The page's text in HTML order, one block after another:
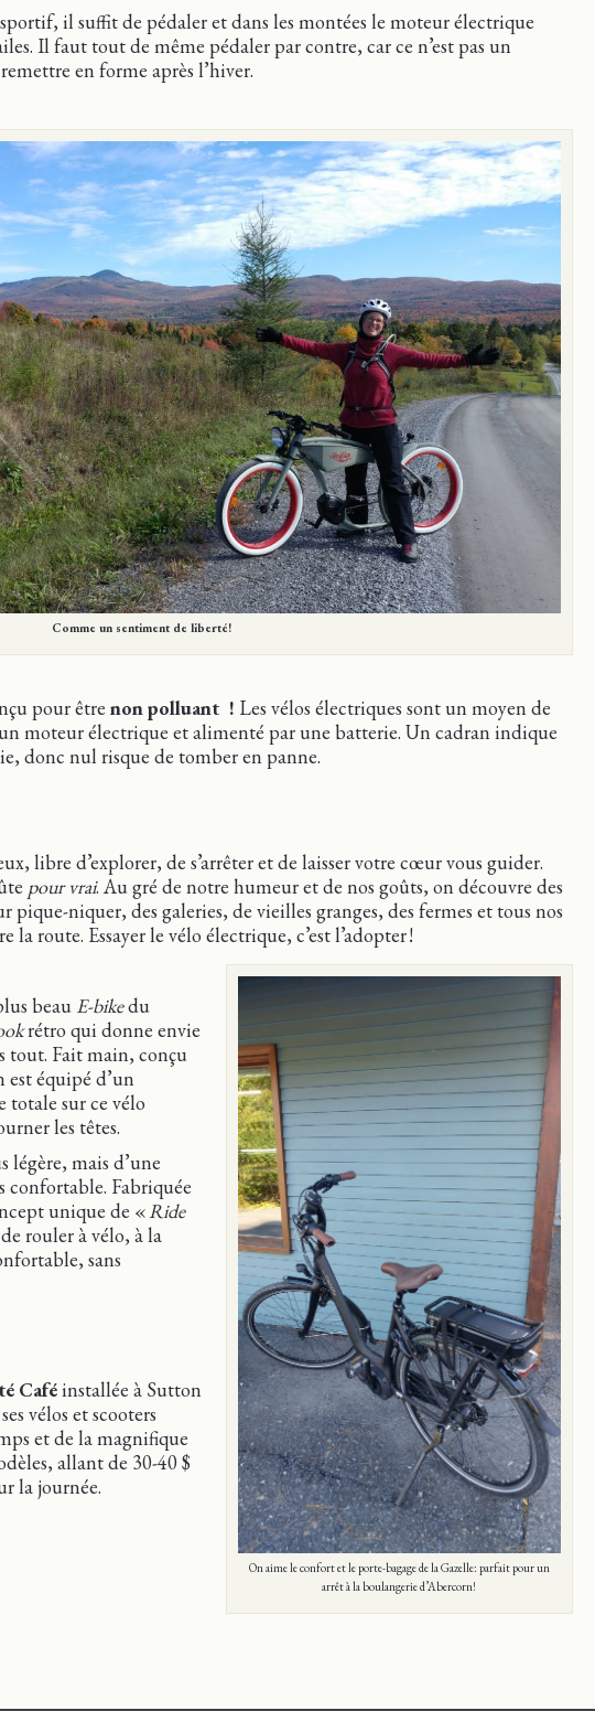
il suffit de pédaler et dans les montées le moteur électrique
Il faut tout de même pédaler par contre, car ce n’est pas un
en forme après l’hiver.
Comme un sentiment de liberté!
pour être non polluant ! Les vélos électriques sont un moyen de
moteur électrique et alimenté par une batterie. Un cadran indique
donc nul risque de tomber en panne.
libre d’explorer, de s’arrêter et de laisser votre cœur vous guider.
pour vrai. Au gré de notre humeur et de nos goûts, on découvre des
pique-niquer, des galeries, de vieilles granges, des fermes et tous nos
la route. Essayer le vélo électrique, c’est l’adopter !
On aime le confort et le porte-bagage de la Gazelle: parfait pour un
arrêt à la boulangerie d’Abercorn!
beau E-bikedu
rétro qui donne envie
tout. Fait main, conçu
équipé d’un
totale sur ce vélo
les têtes.
légère, mais d’une
confortable. Fabriquée
unique de « Ride
rouler à vélo, à la
sans
Caféinstallée à Sutton
vélos et scooters
et de la magnifique
allant de 30-40 $
la journée.